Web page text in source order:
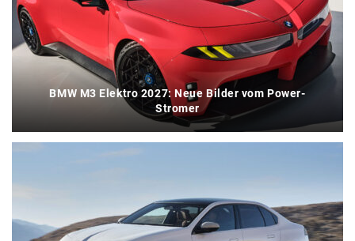
BMW M3 Elektro 2027: Neue Bilder vom Power-
Stromer